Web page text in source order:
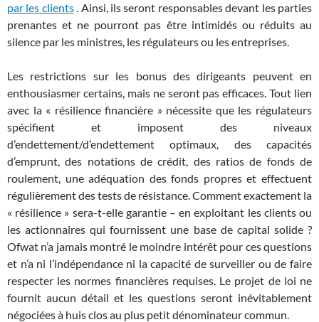
par les clients. Ainsi, ils seront responsables devant les parties
prenantes et ne pourront pas être intimidés ou réduits au
silence par les ministres, les régulateurs ou les entreprises.
Les restrictions sur les bonus des dirigeants peuvent en
enthousiasmer certains, mais ne seront pas efficaces. Tout lien
avec la « résilience financière » nécessite que les régulateurs
spécifient et imposent des niveaux
d’endettement/d’endettement optimaux, des capacités
d’emprunt, des notations de crédit, des ratios de fonds de
roulement, une adéquation des fonds propres et effectuent
régulièrement des tests de résistance. Comment exactement la
« résilience » sera-t-elle garantie – en exploitant les clients ou
les actionnaires qui fournissent une base de capital solide ?
Ofwat n’a jamais montré le moindre intérêt pour ces questions
et n’a ni l’indépendance ni la capacité de surveiller ou de faire
respecter les normes financières requises. Le projet de loi ne
fournit aucun détail et les questions seront inévitablement
négociées à huis clos au plus petit dénominateur commun.